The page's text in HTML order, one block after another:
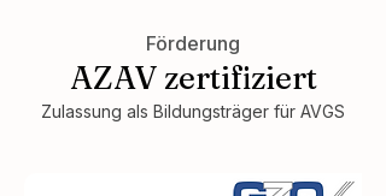
Förderung
AZAV zertifiziert
Zulassung als Bildungsträger für AVGS